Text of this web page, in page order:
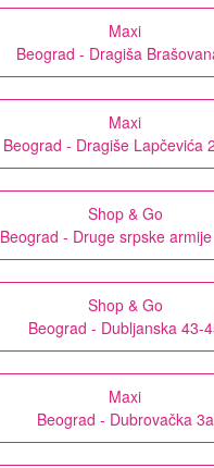
Maxi
Beograd - Dragiša
Maxi
Beograd - Dragiše Lapčevića
Shop & Go
Beograd - Druge srpske
Shop & Go
Beograd - Dubljanska 43-
Maxi
Beograd - Dubrovačka 3a